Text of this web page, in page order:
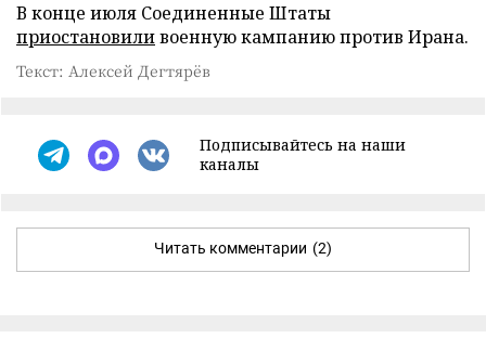
В конце июля Соединенные Штаты
приостановиливоенную кампанию против Ирана.
Текст: Алексей Дегтярёв
Подписывайтесь на наши
каналы
Читать комментарии (2)